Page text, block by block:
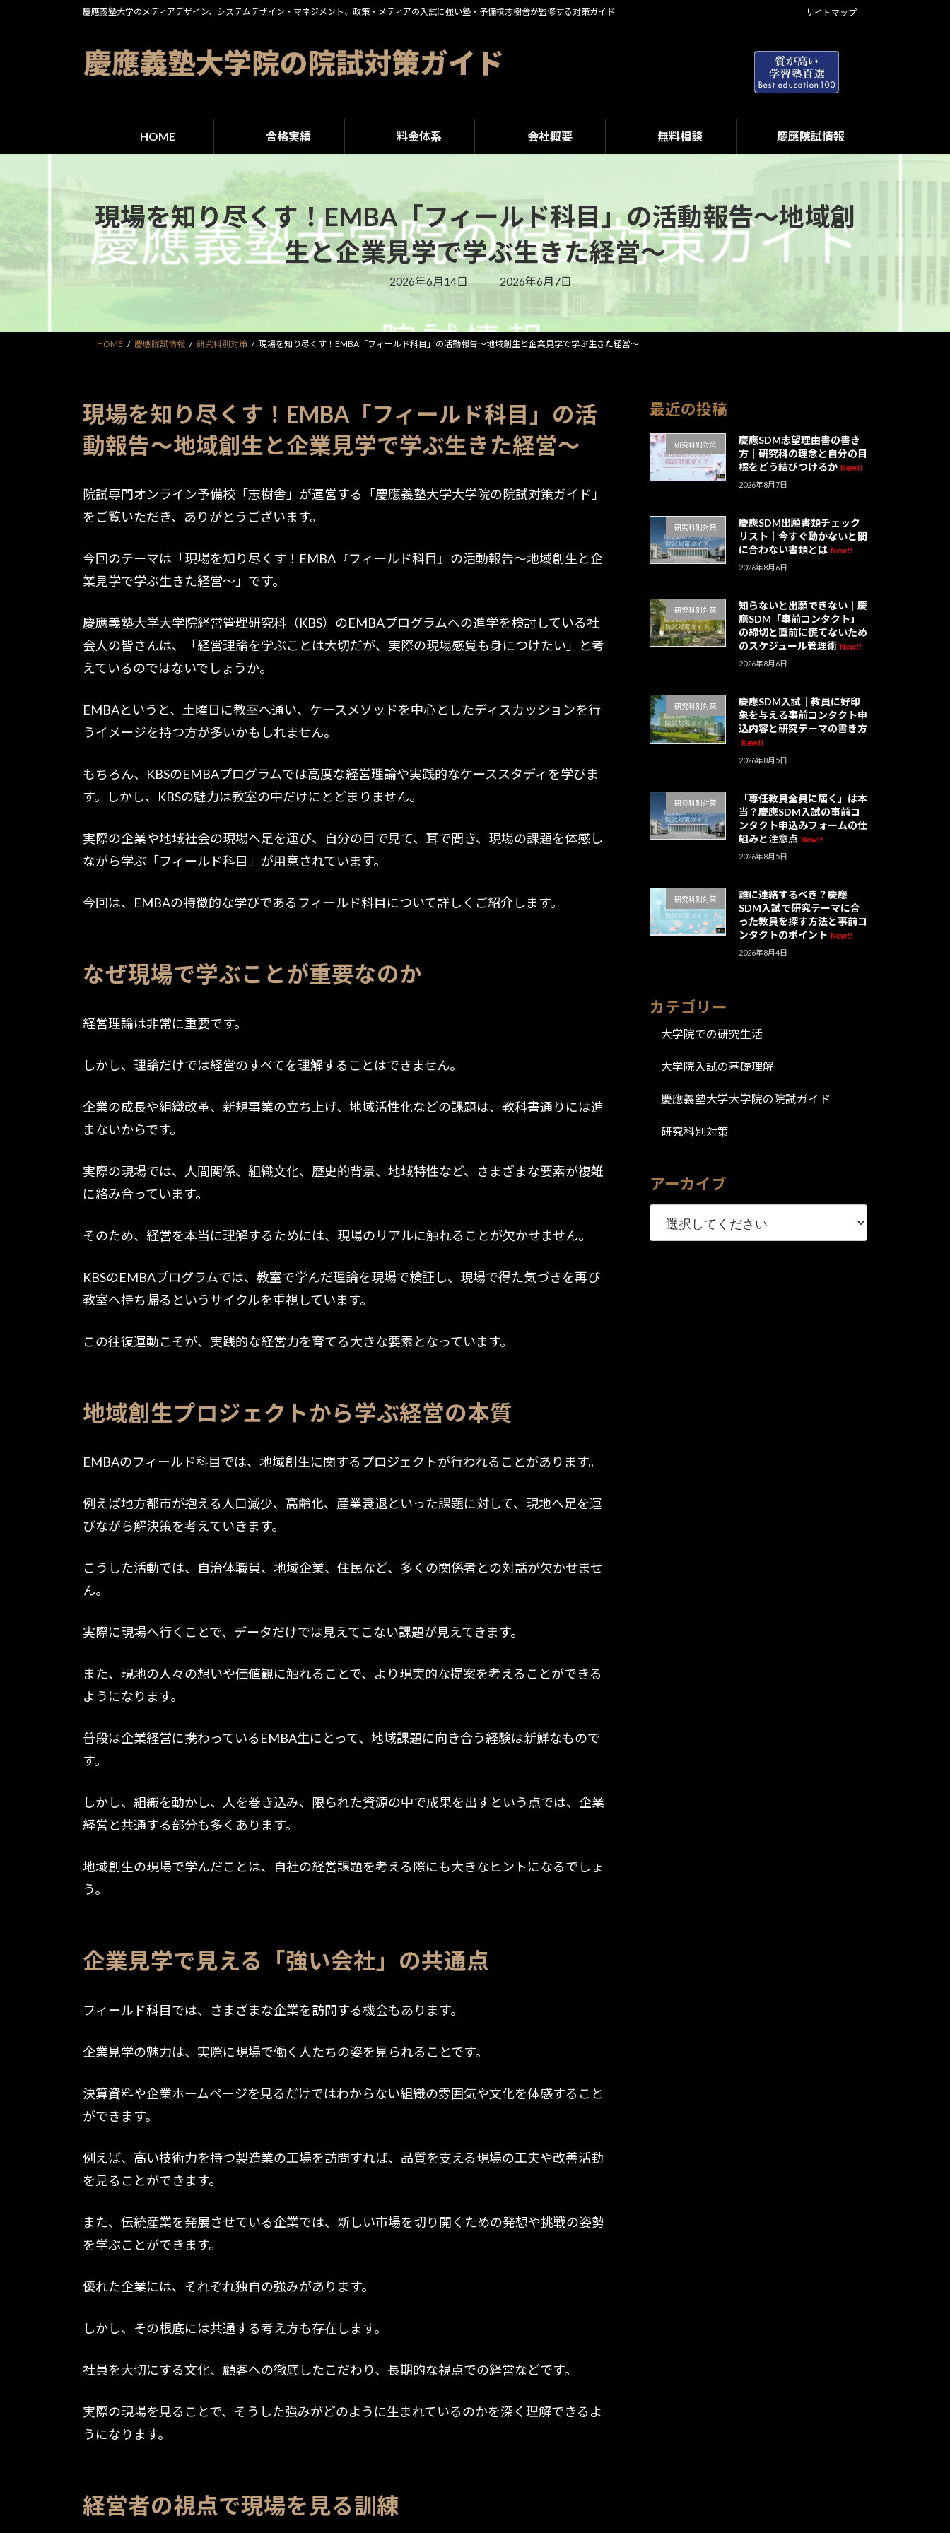
ッ
移
慶應義塾大学のメディアデザイン、システムデザイン・マネジメント、政策・メディアの入試に強い塾・予備校志樹舎が監修する対策ガイド サイトマップ
HOME 合格実績 料金体系 会社概要 無料相談 慶應院試情報
現場を知り尽くす！EMBA「フィールド科目」の活動報告〜地域創
生と企業見学で学ぶ生きた経営〜
2026年6月14日
最
新
日
時
:
2026年6月7日
HOME 慶應院試情報 研究科別対策 現場を知り尽くす！EMBA「フィールド科目」の活動報告〜地域創生と企業見学で学ぶ生きた経営〜
現場を知り尽くす！EMBA「フィールド科目」の活
動報告〜地域創生と企業見学で学ぶ生きた経営〜
院試専門オンライン予備校「志樹舎」が運営する「慶應義塾大学大学院の院試対策ガイド」
をご覧いただき、ありがとうございます。
今回のテーマは「現場を知り尽くす！EMBA『フィールド科目』の活動報告〜地域創生と企
業見学で学ぶ生きた経営〜」です。
慶應義塾大学大学院経営管理研究科（KBS）のEMBAプログラムへの進学を検討している社
会人の皆さんは、「経営理論を学ぶことは大切だが、実際の現場感覚も身につけたい」と考
えているのではないでしょうか。
EMBAというと、土曜日に教室へ通い、ケースメソッドを中心としたディスカッションを行
うイメージを持つ方が多いかもしれません。
もちろん、KBSのEMBAプログラムでは高度な経営理論や実践的なケーススタディを学びま
す。しかし、KBSの魅力は教室の中だけにとどまりません。
実際の企業や地域社会の現場へ足を運び、自分の目で見て、耳で聞き、現場の課題を体感し
ながら学ぶ「フィールド科目」が用意されています。
今回は、EMBAの特徴的な学びであるフィールド科目について詳しくご紹介します。
なぜ現場で学ぶことが重要なのか
経営理論は非常に重要です。
しかし、理論だけでは経営のすべてを理解することはできません。
企業の成長や組織改革、新規事業の立ち上げ、地域活性化などの課題は、教科書通りには進
まないからです。
実際の現場では、人間関係、組織文化、歴史的背景、地域特性など、さまざまな要素が複雑
に絡み合っています。
そのため、経営を本当に理解するためには、現場のリアルに触れることが欠かせません。
KBSのEMBAプログラムでは、教室で学んだ理論を現場で検証し、現場で得た気づきを再び
教室へ持ち帰るというサイクルを重視しています。
この往復運動こそが、実践的な経営力を育てる大きな要素となっています。
地域創生プロジェクトから学ぶ経営の本質
EMBAのフィールド科目では、地域創生に関するプロジェクトが行われることがあります。
例えば地方都市が抱える人口減少、高齢化、産業衰退といった課題に対して、現地へ足を運
びながら解決策を考えていきます。
こうした活動では、自治体職員、地域企業、住民など、多くの関係者との対話が欠かせませ
ん。
実際に現場へ行くことで、データだけでは見えてこない課題が見えてきます。
また、現地の人々の想いや価値観に触れることで、より現実的な提案を考えることができる
ようになります。
普段は企業経営に携わっているEMBA生にとって、地域課題に向き合う経験は新鮮なもので
す。
しかし、組織を動かし、人を巻き込み、限られた資源の中で成果を出すという点では、企業
経営と共通する部分も多くあります。
地域創生の現場で学んだことは、自社の経営課題を考える際にも大きなヒントになるでしょ
う。
企業見学で見える「強い会社」の共通点
フィールド科目では、さまざまな企業を訪問する機会もあります。
企業見学の魅力は、実際に現場で働く人たちの姿を見られることです。
決算資料や企業ホームページを見るだけではわからない組織の雰囲気や文化を体感すること
ができます。
例えば、高い技術力を持つ製造業の工場を訪問すれば、品質を支える現場の工夫や改善活動
を見ることができます。
また、伝統産業を発展させている企業では、新しい市場を切り開くための発想や挑戦の姿勢
を学ぶことができます。
優れた企業には、それぞれ独自の強みがあります。
しかし、その根底には共通する考え方も存在します。
社員を大切にする文化、顧客への徹底したこだわり、長期的な視点での経営などです。
実際の現場を見ることで、そうした強みがどのように生まれているのかを深く理解できるよ
うになります。
経営者の視点で現場を見る訓練
最近の投稿
研究科別対策
慶應SDM志望理由書の書き
方｜研究科の理念と自分の目
標をどう結びつけるか New!!
2026年8月7日
研究科別対策
慶應SDM出願書類チェック
リスト｜今すぐ動かないと間
に合わない書類とは New!!
2026年8月6日
研究科別対策
知らないと出願できない｜慶
應SDM「事前コンタクト」
の締切と直前に慌てないため
のスケジュール管理術 New!!
2026年8月6日
研究科別対策
慶應SDM入試｜教員に好印
象を与える事前コンタクト申
込内容と研究テーマの書き方
New!!
2026年8月5日
研究科別対策
「専任教員全員に届く」は本
当？慶應SDM入試の事前コ
ンタクト申込みフォームの仕
組みと注意点 New!!
2026年8月5日
研究科別対策
誰に連絡するべき？慶應
SDM入試で研究テーマに合
った教員を探す方法と事前コ
ンタクトのポイント New!!
2026年8月4日
カテゴリー
大学院での研究生活
大学院入試の基礎理解
慶應義塾大学大学院の院試ガイド
研究科別対策
アーカイブ